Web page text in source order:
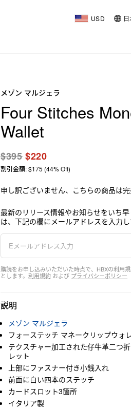
USD
メゾン マルジェラ
Four Stitches
Wallet
$395$220
割引金額: $175 (44% Off)
申し訳ございません、こちらの商品は完
最新のリリース情報やお知らせをいち
は、下記の欄にメールアドレスを入力し
購読をお申し込みいただいた時点で、HBXの利用
とします。 利用規約 および プライバシーポリシー
説明
メゾン マルジェラ
フォーステッチ マネークリップウォ
テクスチャー加工された仔牛革二つ
レット
上部にファスナー付き小銭入れ
前面に白い四本のステッチ
カードスロット3箇所
イタリア製